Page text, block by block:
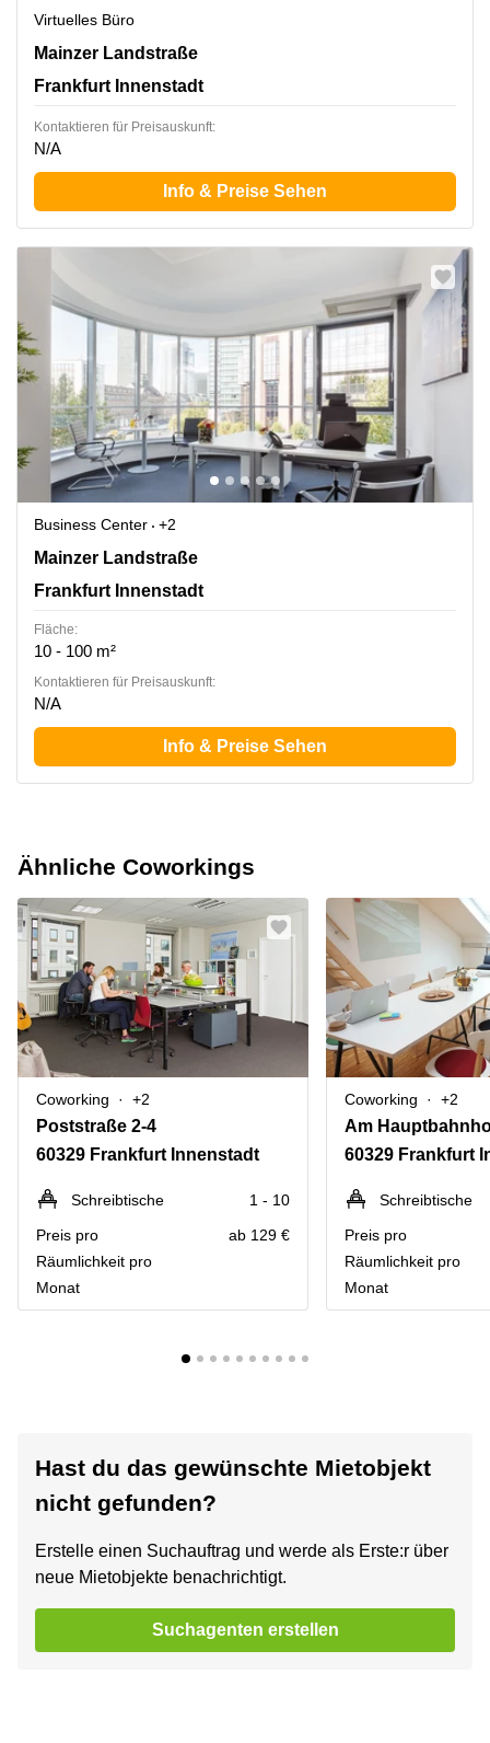
Virtuelles Büro
Mainzer Landstraße 69, Frankfurt Innenstadt
Mainzer Landstraße
Frankfurt Innenstadt
Kontaktieren für Preisauskunft:
N/A
Info & Preise Sehen
Business Center
+2
Mainzer Landstraße 69, Frankfurt Innenstadt
Mainzer Landstraße
Frankfurt Innenstadt
Fläche:
10 - 100 m²
Kontaktieren für Preisauskunft:
N/A
Info & Preise Sehen
Ähnliche Coworkings
Coworking +2
Poststraße 2-4
60329 Frankfurt Innenstadt
Schreibtische
1 - 10
Preis pro
Räumlichkeit pro
Monat
ab 129 €
Coworking +2
Am
60329 Frankfurt
Schreibtische
Preis pro
Räumlichkeit pro
Monat
Hast du das gewünschte Mietobjekt
nicht gefunden?
Erstelle einen Suchauftrag und werde als Erste:r über
neue Mietobjekte benachrichtigt.
Suchagenten erstellen